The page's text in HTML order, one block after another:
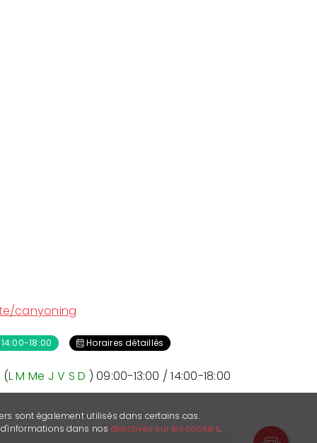
canyoning
18:00 Horaires détaillés
(LM Me JV SD ) 09:00-13:00 / 14:00-18:00
sont également utilisés dans certains cas.
dans nos directives sur les cookies.